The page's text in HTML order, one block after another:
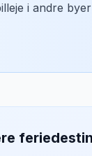
i andre